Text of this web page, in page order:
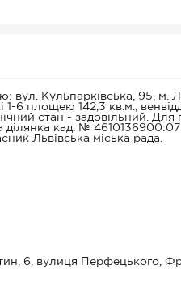
вул. Кульпарківська, 95, м.
6 площею 142,3 кв.м.,
стан - задовільний.
ділянка кад. №
Львівська міська рада.
6, вулиця Перфецького,